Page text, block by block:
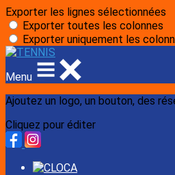
Exporter les lignes sélectionnées
Exporter toutes les colonnes
Exporter uniquement les
Menu
Ajoutez un logo, un bouton, des
Cliquez pour éditer